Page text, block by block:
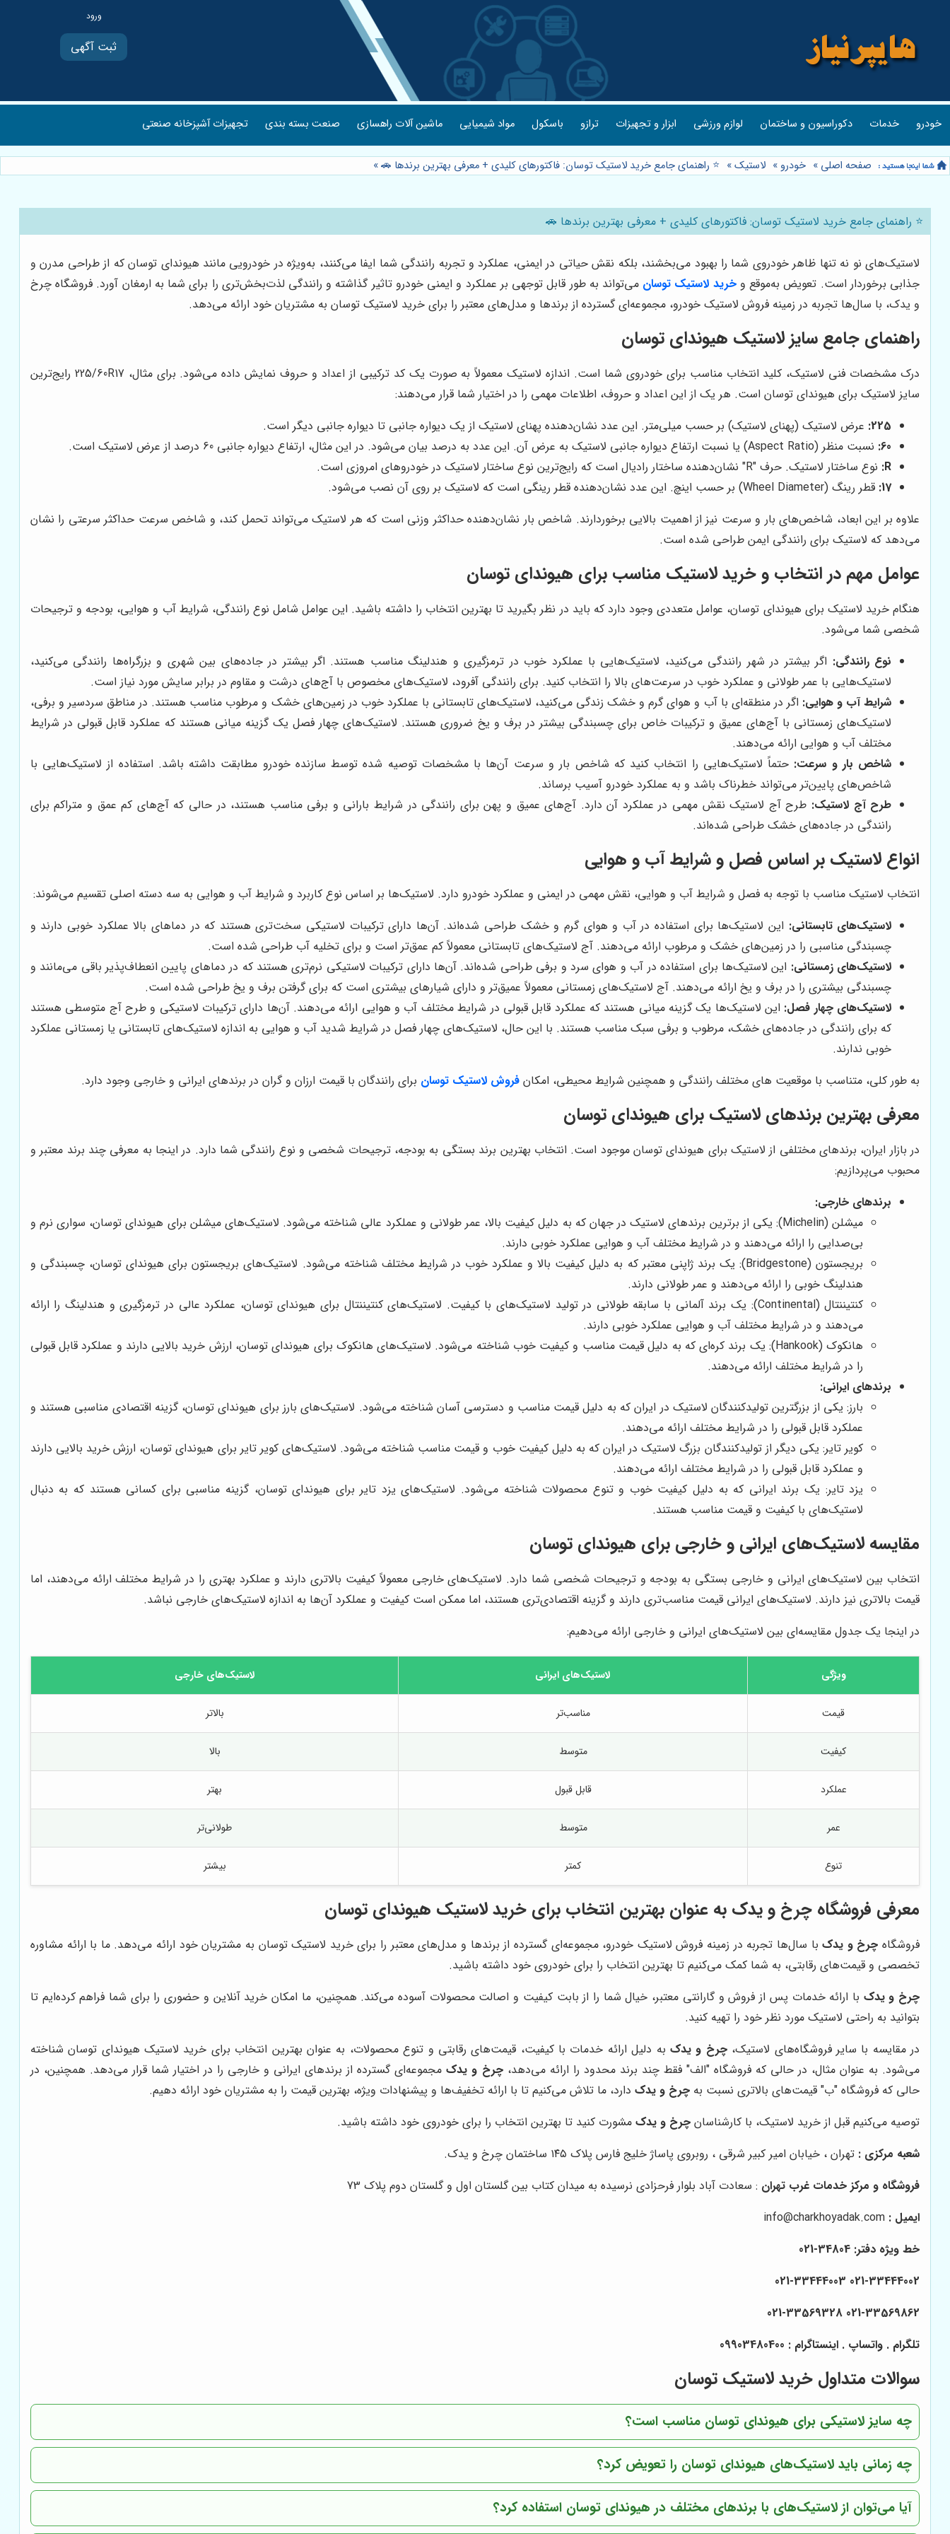
ثبت آگهی
خودرو خدمات دکوراسیون و ساختمان لوازم ورزشی ابزار و تجهیزات ترازو باسکول مواد شیمیایی ماشین آلات راهسازی صنعت بسته بندی تجهیزات آشپزخانه صنعتی
صفحه اصلی » خودرو » لاستیک» ⭐️ راهنمای جامع خرید لاستیک توسان: فاکتورهای کلیدی + معرفی بهترین برندها 🚗»
⭐️ راهنمای جامع خرید لاستیک توسان: فاکتورهای کلیدی + معرفی بهترین برندها 🚗
لاستیک‌های نو نه تنها ظاهر خودروی شما را بهبود می‌بخشند، بلکه نقش حیاتی در ایمنی، عملکرد و تجربه رانندگی شما ایفا می‌کنند، به‌ویژه در خودرویی مانند هیوندای توسان که از طراحی مدرن و
جذابی برخوردار است. تعویض به‌موقع وخرید لاستیک توسان می‌تواند به طور قابل توجهی بر عملکرد و ایمنی خودرو تاثیر گذاشته و رانندگی لذت‌بخش‌تری را برای شما به ارمغان آورد. فروشگاه چرخ
و یدک، با سال‌ها تجربه در زمینه فروش لاستیک خودرو، مجموعه‌ای گسترده از برندها و مدل‌های معتبر را برای خرید لاستیک توسان به مشتریان خود ارائه می‌دهد.
راهنمای جامع سایز لاستیک هیوندای توسان
درک مشخصات فنی لاستیک، کلید انتخاب مناسب برای خودروی شما است. اندازه لاستیک معمولاً به صورت یک کد ترکیبی از اعداد و حروف نمایش داده می‌شود. برای مثال، 225/60R17 رایج‌ترین
سایز لاستیک برای هیوندای توسان است. هر یک از این اعداد و حروف، اطلاعات مهمی را در اختیار شما قرار می‌دهند:
225: عرض لاستیک (پهنای لاستیک) بر حسب میلی‌متر. این عدد نشان‌دهنده پهنای لاستیک از یک دیواره جانبی تا دیواره جانبی دیگر است.
60: نسبت منظر (Aspect Ratio) یا نسبت ارتفاع دیواره جانبی لاستیک به عرض آن. این عدد به درصد بیان می‌شود. در این مثال، ارتفاع دیواره جانبی 60 درصد از عرض لاستیک است.
R: نوع ساختار لاستیک. حرف "R" نشان‌دهنده ساختار رادیال است که رایج‌ترین نوع ساختار لاستیک در خودروهای امروزی است.
17: قطر رینگ (Wheel Diameter) بر حسب اینچ. این عدد نشان‌دهنده قطر رینگی است که لاستیک بر روی آن نصب می‌شود.
علاوه بر این ابعاد، شاخص‌های بار و سرعت نیز از اهمیت بالایی برخوردارند. شاخص بار نشان‌دهنده حداکثر وزنی است که هر لاستیک می‌تواند تحمل کند، و شاخص سرعت حداکثر سرعتی را نشان
می‌دهد که لاستیک برای رانندگی ایمن طراحی شده است.
عوامل مهم در انتخاب و خرید لاستیک مناسب برای هیوندای توسان
هنگام خرید لاستیک برای هیوندای توسان، عوامل متعددی وجود دارد که باید در نظر بگیرید تا بهترین انتخاب را داشته باشید. این عوامل شامل نوع رانندگی، شرایط آب و هوایی، بودجه و ترجیحات
شخصی شما می‌شود.
نوع رانندگی: اگر بیشتر در شهر رانندگی می‌کنید، لاستیک‌هایی با عملکرد خوب در ترمزگیری و هندلینگ مناسب هستند. اگر بیشتر در جاده‌های بین شهری و بزرگراه‌ها رانندگی می‌کنید،
لاستیک‌هایی با عمر طولانی و عملکرد خوب در سرعت‌های بالا را انتخاب کنید. برای رانندگی آفرود، لاستیک‌های مخصوص با آج‌های درشت و مقاوم در برابر سایش مورد نیاز است.
شرایط آب و هوایی: اگر در منطقه‌ای با آب و هوای گرم و خشک زندگی می‌کنید، لاستیک‌های تابستانی با عملکرد خوب در زمین‌های خشک و مرطوب مناسب هستند. در مناطق سردسیر و برفی،
لاستیک‌های زمستانی با آج‌های عمیق و ترکیبات خاص برای چسبندگی بیشتر در برف و یخ ضروری هستند. لاستیک‌های چهار فصل یک گزینه میانی هستند که عملکرد قابل قبولی در شرایط
مختلف آب و هوایی ارائه می‌دهند.
شاخص بار و سرعت: حتماً لاستیک‌هایی را انتخاب کنید که شاخص بار و سرعت آن‌ها با مشخصات توصیه شده توسط سازنده خودرو مطابقت داشته باشد. استفاده از لاستیک‌هایی با
شاخص‌های پایین‌تر می‌تواند خطرناک باشد و به عملکرد خودرو آسیب برساند.
طرح آج لاستیک: طرح آج لاستیک نقش مهمی در عملکرد آن دارد. آج‌های عمیق و پهن برای رانندگی در شرایط بارانی و برفی مناسب هستند، در حالی که آج‌های کم عمق و متراکم برای
رانندگی در جاده‌های خشک طراحی شده‌اند.
انواع لاستیک بر اساس فصل و شرایط آب و هوایی
انتخاب لاستیک مناسب با توجه به فصل و شرایط آب و هوایی، نقش مهمی در ایمنی و عملکرد خودرو دارد. لاستیک‌ها بر اساس نوع کاربرد و شرایط آب و هوایی به سه دسته اصلی تقسیم می‌شوند:
لاستیک‌های تابستانی: این لاستیک‌ها برای استفاده در آب و هوای گرم و خشک طراحی شده‌اند. آن‌ها دارای ترکیبات لاستیکی سخت‌تری هستند که در دماهای بالا عملکرد خوبی دارند و
چسبندگی مناسبی را در زمین‌های خشک و مرطوب ارائه می‌دهند. آج لاستیک‌های تابستانی معمولاً کم عمق‌تر است و برای تخلیه آب طراحی شده است.
لاستیک‌های زمستانی: این لاستیک‌ها برای استفاده در آب و هوای سرد و برفی طراحی شده‌اند. آن‌ها دارای ترکیبات لاستیکی نرم‌تری هستند که در دماهای پایین انعطاف‌پذیر باقی می‌مانند و
چسبندگی بیشتری را در برف و یخ ارائه می‌دهند. آج لاستیک‌های زمستانی معمولاً عمیق‌تر و دارای شیارهای بیشتری است که برای گرفتن برف و یخ طراحی شده است.
لاستیک‌های چهار فصل: این لاستیک‌ها یک گزینه میانی هستند که عملکرد قابل قبولی در شرایط مختلف آب و هوایی ارائه می‌دهند. آن‌ها دارای ترکیبات لاستیکی و طرح آج متوسطی هستند
که برای رانندگی در جاده‌های خشک، مرطوب و برفی سبک مناسب هستند. با این حال، لاستیک‌های چهار فصل در شرایط شدید آب و هوایی به اندازه لاستیک‌های تابستانی یا زمستانی عملکرد
خوبی ندارند.
به طور کلی، متناسب با موقعیت های مختلف رانندگی و همچنین شرایط محیطی، امکان فروش لاستیک توسان برای رانندگان با قیمت ارزان و گران در برندهای ایرانی و خارجی وجود دارد.
معرفی بهترین برندهای لاستیک برای هیوندای توسان
در بازار ایران، برندهای مختلفی از لاستیک برای هیوندای توسان موجود است. انتخاب بهترین برند بستگی به بودجه، ترجیحات شخصی و نوع رانندگی شما دارد. در اینجا به معرفی چند برند معتبر و
محبوب می‌پردازیم:
برندهای خارجی:
میشلن (Michelin): یکی از برترین برندهای لاستیک در جهان که به دلیل کیفیت بالا، عمر طولانی و عملکرد عالی شناخته می‌شود. لاستیک‌های میشلن برای هیوندای توسان، سواری نرم و
بی‌صدایی را ارائه می‌دهند و در شرایط مختلف آب و هوایی عملکرد خوبی دارند.
بریجستون (Bridgestone): یک برند ژاپنی معتبر که به دلیل کیفیت بالا و عملکرد خوب در شرایط مختلف شناخته می‌شود. لاستیک‌های بریجستون برای هیوندای توسان، چسبندگی و
هندلینگ خوبی را ارائه می‌دهند و عمر طولانی دارند.
کنتیننتال (Continental): یک برند آلمانی با سابقه طولانی در تولید لاستیک‌های با کیفیت. لاستیک‌های کنتیننتال برای هیوندای توسان، عملکرد عالی در ترمزگیری و هندلینگ را ارائه
می‌دهند و در شرایط مختلف آب و هوایی عملکرد خوبی دارند.
هانکوک (Hankook): یک برند کره‌ای که به دلیل قیمت مناسب و کیفیت خوب شناخته می‌شود. لاستیک‌های هانکوک برای هیوندای توسان، ارزش خرید بالایی دارند و عملکرد قابل قبولی
را در شرایط مختلف ارائه می‌دهند.
برندهای ایرانی:
بارز: یکی از بزرگترین تولیدکنندگان لاستیک در ایران که به دلیل قیمت مناسب و دسترسی آسان شناخته می‌شود. لاستیک‌های بارز برای هیوندای توسان، گزینه اقتصادی مناسبی هستند و
عملکرد قابل قبولی را در شرایط مختلف ارائه می‌دهند.
کویر تایر: یکی دیگر از تولیدکنندگان بزرگ لاستیک در ایران که به دلیل کیفیت خوب و قیمت مناسب شناخته می‌شود. لاستیک‌های کویر تایر برای هیوندای توسان، ارزش خرید بالایی دارند
و عملکرد قابل قبولی را در شرایط مختلف ارائه می‌دهند.
یزد تایر: یک برند ایرانی که به دلیل کیفیت خوب و تنوع محصولات شناخته می‌شود. لاستیک‌های یزد تایر برای هیوندای توسان، گزینه مناسبی برای کسانی هستند که به دنبال
لاستیک‌های با کیفیت و قیمت مناسب هستند.
مقایسه لاستیک‌های ایرانی و خارجی برای هیوندای توسان
انتخاب بین لاستیک‌های ایرانی و خارجی بستگی به بودجه و ترجیحات شخصی شما دارد. لاستیک‌های خارجی معمولاً کیفیت بالاتری دارند و عملکرد بهتری را در شرایط مختلف ارائه می‌دهند، اما
قیمت بالاتری نیز دارند. لاستیک‌های ایرانی قیمت مناسب‌تری دارند و گزینه اقتصادی‌تری هستند، اما ممکن است کیفیت و عملکرد آن‌ها به اندازه لاستیک‌های خارجی نباشد.
در اینجا یک جدول مقایسه‌ای بین لاستیک‌های ایرانی و خارجی ارائه می‌دهیم:
ویژگی لاستیک‌های ایرانی لاستیک‌های خارجی
قیمت مناسب‌تر بالاتر
کیفیت متوسط بالا
عملکرد قابل قبول بهتر
عمر متوسط طولانی‌تر
تنوع کمتر بیشتر
معرفی فروشگاه چرخ و یدک به عنوان بهترین انتخاب برای خرید لاستیک هیوندای توسان
فروشگاه چرخ و یدکبا سال‌ها تجربه در زمینه فروش لاستیک خودرو، مجموعه‌ای گسترده از برندها و مدل‌های معتبر را برای خرید لاستیک توسان به مشتریان خود ارائه می‌دهد. ما با ارائه مشاوره
تخصصی و قیمت‌های رقابتی، به شما کمک می‌کنیم تا بهترین انتخاب را برای خودروی خود داشته باشید.
چرخ و یدک با ارائه خدمات پس از فروش و گارانتی معتبر، خیال شما را از بابت کیفیت و اصالت محصولات آسوده می‌کند. همچنین، ما امکان خرید آنلاین و حضوری را برای شما فراهم کرده‌ایم تا
بتوانید به راحتی لاستیک مورد نظر خود را تهیه کنید.
در مقایسه با سایر فروشگاه‌های لاستیک،چرخ و یدکبه دلیل ارائه خدمات با کیفیت، قیمت‌های رقابتی و تنوع محصولات، به عنوان بهترین انتخاب برای خرید لاستیک هیوندای توسان شناخته
می‌شود. به عنوان مثال، در حالی که فروشگاه "الف" فقط چند برند محدود را ارائه می‌دهد،چرخ و یدکمجموعه‌ای گسترده از برندهای ایرانی و خارجی را در اختیار شما قرار می‌دهد. همچنین، در
حالی که فروشگاه "ب" قیمت‌های بالاتری نسبت به چرخ و یدکدارد، ما تلاش می‌کنیم تا با ارائه تخفیف‌ها و پیشنهادات ویژه، بهترین قیمت را به مشتریان خود ارائه دهیم.
توصیه می‌کنیم قبل از خرید لاستیک، با کارشناسان چرخ و یدکمشورت کنید تا بهترین انتخاب را برای خودروی خود داشته باشید.
شعبه مرکزی : تهران ، خیابان امیر کبیر شرقی ، روبروی پاساژ خلیج فارس پلاک ۱۴۵ ساختمان چرخ و یدک.
فروشگاه و مرکز خدمات غرب تهران : سعادت آباد بلوار فرحزادی نرسیده به میدان کتاب بین گلستان اول و گلستان دوم پلاک 73
ایمیل :
خط ویژه دفتر: 34804-021
021-33444002 021-33444003
021-33569862 021-33569328
تلگرام . واتساپ . اینستاگرام : 09903480400
سوالات متداول خرید لاستیک توسان
چه سایز لاستیکی برای هیوندای توسان مناسب است؟
چه زمانی باید لاستیک‌های هیوندای توسان را تعویض کرد؟
آیا می‌توان از لاستیک‌های با برندهای مختلف در هیوندای توسان استفاده کرد؟